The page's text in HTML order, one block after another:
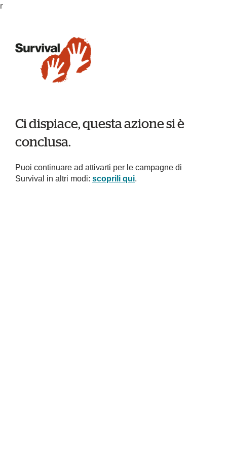
r
Ci dispiace, questa azione si è
conclusa.
Puoi continuare ad attivarti per le campagne di
Survival in altri modi: scoprili qui.